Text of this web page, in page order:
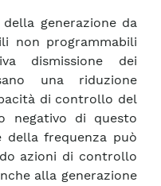
generazione da
non programmabili
dismissione dei
una riduzione
di controllo del
negativo di questo
della frequenza può
azioni di controllo
alla generazione